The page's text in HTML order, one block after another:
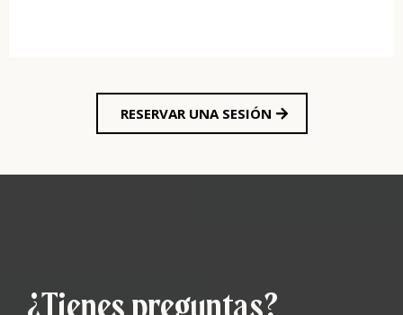
RESERVAR UNA SESIÓN